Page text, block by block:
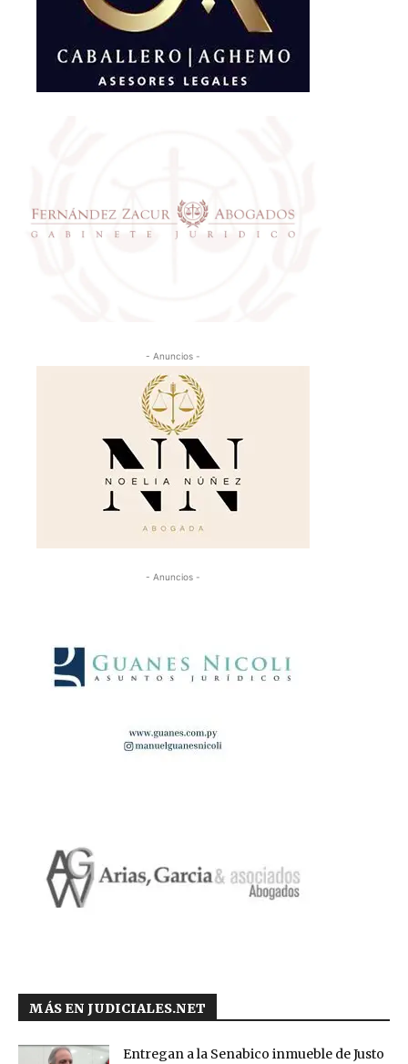
- Anuncios -
- Anuncios -
MÁS EN JUDICIALES.NET
Entregan a la Senabico inmueble de Justo